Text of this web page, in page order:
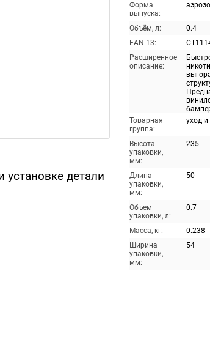
установке детали
Форма
выпуска:
Объём, л:
0.4
EAN-13:
Расширенное
описание:
Товарная
группа:
уход и
Высота
упаковки,
мм:
235
Длина
упаковки,
мм:
50
Объем
упаковки, л:
0.7
Масса, кг:
0.238
Ширина
упаковки,
мм:
54